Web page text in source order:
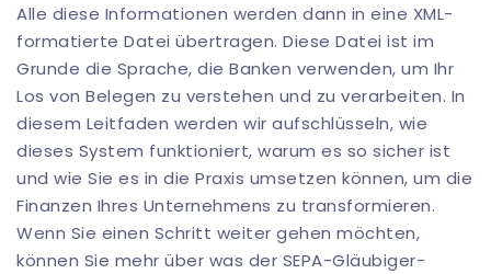
Alle diese Informationen werden dann in eine XML-
formatierte Datei übertragen. Diese Datei ist im
Grunde die Sprache, die Banken verwenden, um Ihr
Los von Belegen zu verstehen und zu verarbeiten. In
diesem Leitfaden werden wir aufschlüsseln, wie
dieses System funktioniert, warum es so sicher ist
und wie Sie es in die Praxis umsetzen können, um die
Finanzen Ihres Unternehmens zu transformieren.
Wenn Sie einen Schritt weiter gehen möchten,
können Sie mehr über was der SEPA-Gläubiger-